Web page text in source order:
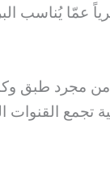
عمّا يُناسب
طبق
تجمع القنوات